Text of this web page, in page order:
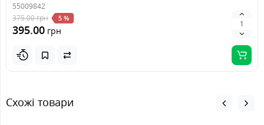
55009842
375.00грн 5 %
395.00 грн
Схожі товари